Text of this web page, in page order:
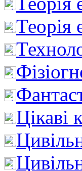
Теорія
Цікаві